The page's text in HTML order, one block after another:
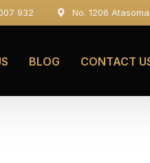
932 No. 1206
BLOG CONTACT